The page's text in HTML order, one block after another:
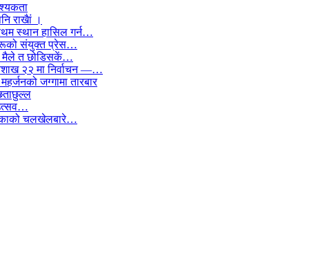
राखैां ।
स्थान हासिल गर्न…
संयुक्त प्रेस…
: मैले त छोडिसकें…
२२ मा निर्वाचन —…
जग्गामा तारबार
चलखेलबारे…